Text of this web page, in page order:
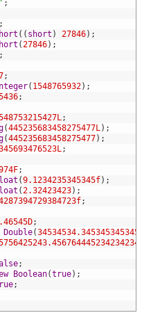
;
;
( ( short ) 27846) ;
(27846) ;
;
;
( 1548765932) ;
;
;
(445235683458275477L) ;
(445235683458275477) ;
;
;
(9.1234235345345f) ;
(2.32423423) ;
;
;
Double(
;
Boolean(true) ;
;